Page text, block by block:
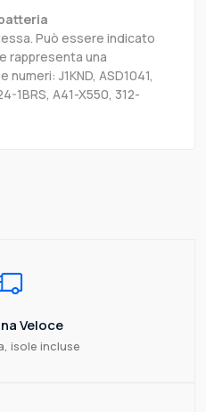
Può essere indicato
rappresenta una
J1KND, ASD1041,
1BRS, A41-X550, 312-
Veloce
isole incluse